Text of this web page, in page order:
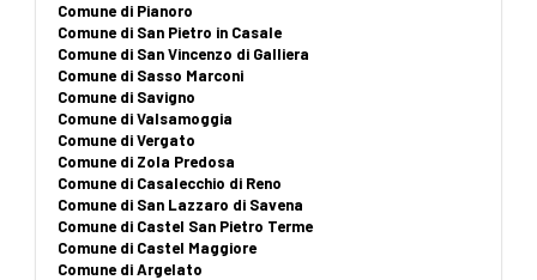
Comune di Pianoro
Comune di San Pietro in Casale
Comune di San Vincenzo di Galliera
Comune di Sasso Marconi
Comune di Savigno
Comune di Valsamoggia
Comune di Vergato
Comune di Zola Predosa
Comune di Casalecchio di Reno
Comune di San Lazzaro di Savena
Comune di Castel San Pietro Terme
Comune di Castel Maggiore
Comune di Argelato